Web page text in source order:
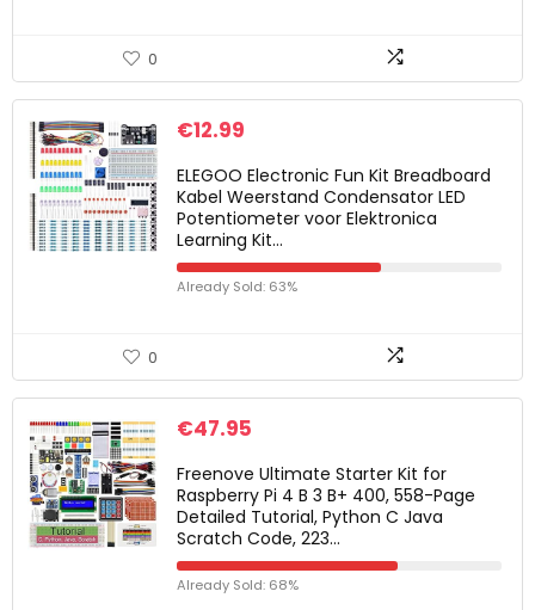
0
€12.99
ELEGOO Electronic Fun Kit Breadboard
Kabel Weerstand Condensator LED
Potentiometer voor Elektronica
Learning Kit…
Already Sold: 63%
0
€47.95
Freenove Ultimate Starter Kit for
Raspberry Pi 4 B 3 B+ 400, 558-Page
Detailed Tutorial, Python C Java
Scratch Code, 223…
Already Sold: 68%